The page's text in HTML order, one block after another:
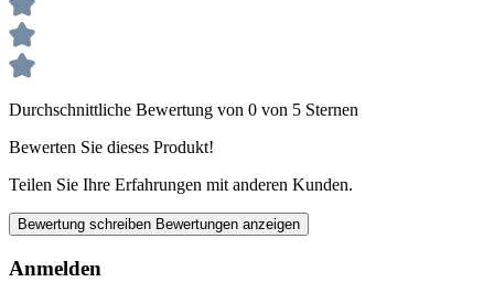
Durchschnittliche Bewertung von 0 von 5 Sternen
Bewerten Sie dieses Produkt!
Teilen Sie Ihre Erfahrungen mit anderen Kunden.
Bewertung schreiben Bewertungen anzeigen
Anmelden